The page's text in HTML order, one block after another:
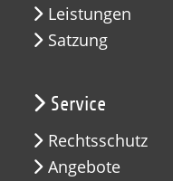
Leistungen
Satzung
Service
Rechtsschutz
Angebote